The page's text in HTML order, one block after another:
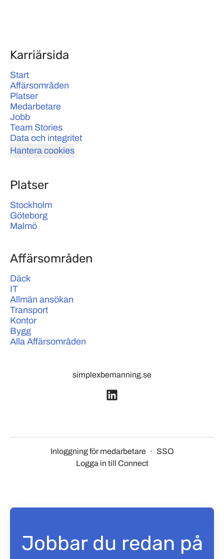
Karriärsida
Start
Affärsområden
Platser
Medarbetare
Jobb
Team Stories
Data och integritet
Hantera cookies
Platser
Stockholm
Göteborg
Malmö
Affärsområden
Däck
IT
Allmän ansökan
Transport
Kontor
Bygg
Alla Affärsområden
simplexbemanning.se
Inloggning för medarbetare · SSO
Logga in till Connect
Jobbar du redan på